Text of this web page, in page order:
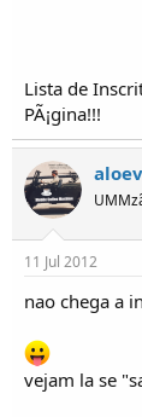
Lista de
PÃ¡gina!!!
11 Jul 2012
nao chega a
vejam la se